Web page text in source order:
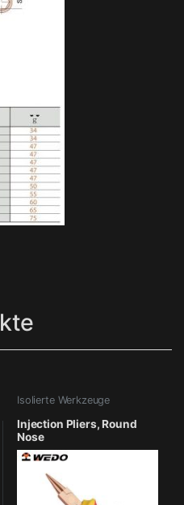
Isolierte Werkzeuge
Injection Pliers, Round
Nose